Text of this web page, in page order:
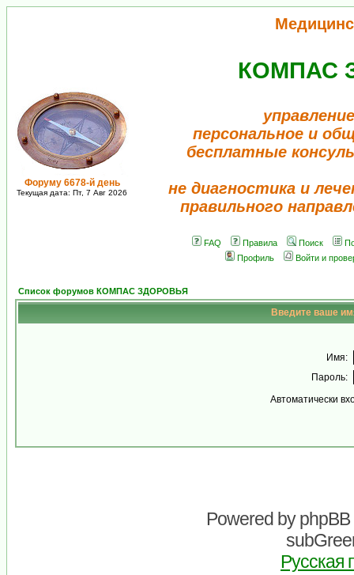
Форуму 6678-й день
Текущая дата: Пт, 7 Авг 2026
КОМПАС
персональное и
бесплатные
не диагностика и
правильного
FAQ Правила Поиск
Профиль
Войти и
Список форумов КОМПАС ЗДОРОВЬЯ
Введите ваше
Имя:
Пароль:
Автоматически
Powered byphpBB
Русская